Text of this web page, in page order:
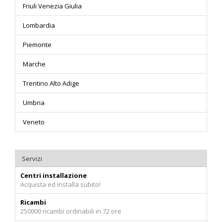
Friuli Venezia Giulia
Lombardia
Piemonte
Marche
Trentino Alto Adige
Umbria
Veneto
Servizi
Centri installazione
Acquista ed installa subito!
Ricambi
250000 ricambi ordinabili in 72 ore